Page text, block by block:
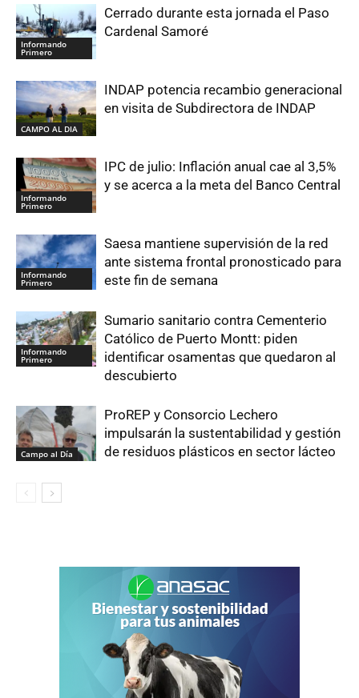
Informando
Primero
Cerrado durante esta jornada el Paso
Cardenal Samoré
CAMPO AL DIA
INDAP potencia recambio generacional
en visita de Subdirectora de INDAP
Informando
Primero
IPC de julio: Inflación anual cae al 3,5%
y se acerca a la meta del Banco Central
Informando
Primero
Saesa mantiene supervisión de la red
ante sistema frontal pronosticado para
este fin de semana
Informando
Primero
Sumario sanitario contra Cementerio
Católico de Puerto Montt: piden
identificar osamentas que quedaron al
descubierto
Campo al Día
ProREP y Consorcio Lechero
impulsarán la sustentabilidad y gestión
de residuos plásticos en sector lácteo